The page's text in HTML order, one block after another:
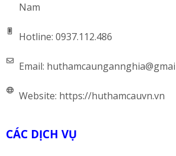
Nam
Hotline: 0937.112.486
Email:
Website: https://huthamcauvn.vn
CÁC DỊCH VỤ